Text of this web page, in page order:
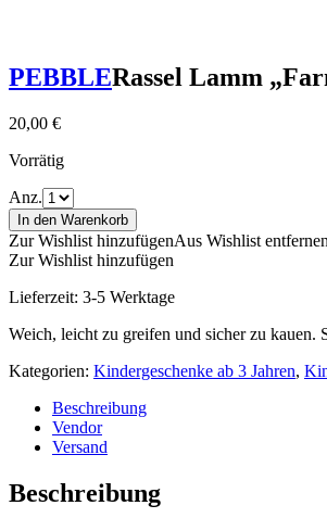
PEBBLERassel Lamm
20,00 €
Vorrätig
Anz.
In den Warenkorb
Zur Wishlist hinzufügenAus Wishlist entfernen
Zur Wishlist hinzufügen
Lieferzeit: 3-5 Werktage
Weich, leicht zu greifen und sicher zu kauen.
Kategorien: Kindergeschenke ab 3 Jahren,
Beschreibung
Vendor
Versand
Beschreibung